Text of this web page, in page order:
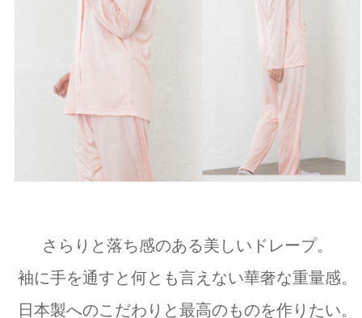
さらりと落ち感のある美しいドレープ。
袖に手を通すと何とも言えない華奢な重量感。
日本製へのこだわりと最高のものを作りたい。